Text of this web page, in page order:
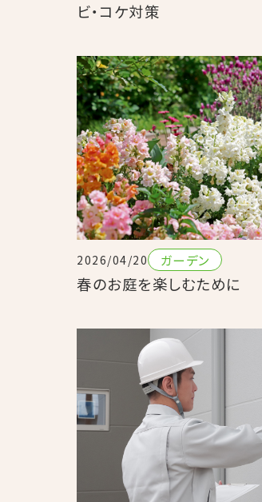
ビ・コケ対策
2026/04/20 ガーデン
春のお庭を楽しむために